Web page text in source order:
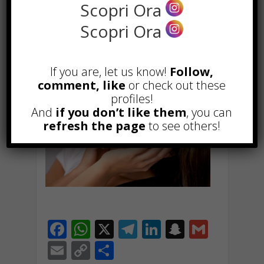
prodotti e per il sistema innovativo
di dissociazione delle molecole
d’acqua per produrre nuovo
F
ac
W
h
X T Li S G
E C C
Scopri Ora
Scopri Ora
If you are, let us know! Follow,
comment, like or check out these
profiles!
And if you don’t like them, you can
refresh the page to see others!